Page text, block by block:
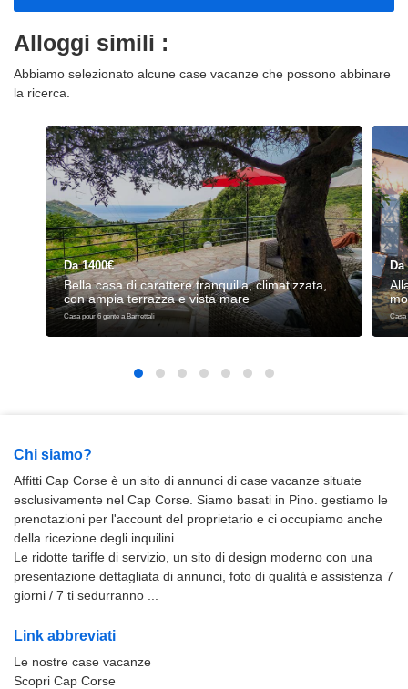
Alloggi simili :
Abbiamo selezionato alcune case vacanze che possono abbinare
la ricerca.
Da 1400€
Bella casa di carattere tranquilla, climatizzata,
con ampia terrazza e vista mare
Casa pour 6 gente a Barrettali
Da
Casa
Chi siamo?
Affitti Cap Corse è un sito di annunci di case vacanze situate
esclusivamente nel Cap Corse. Siamo basati in Pino. gestiamo le
prenotazioni per l'account del proprietario e ci occupiamo anche
della ricezione degli inquilini.
Le ridotte tariffe di servizio, un sito di design moderno con una
presentazione dettagliata di annunci, foto di qualità e assistenza 7
giorni / 7 ti sedurranno ...
Link abbreviati
Le nostre case vacanze
Scopri Cap Corse